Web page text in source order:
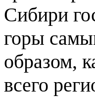
Сибири
горы
образом,
всего